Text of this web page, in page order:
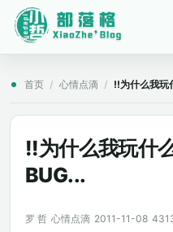
首页 / 心情点滴 / !!为什么我玩
!!为什么我玩什
BUG...
罗 哲 心情点滴 2011-11-08